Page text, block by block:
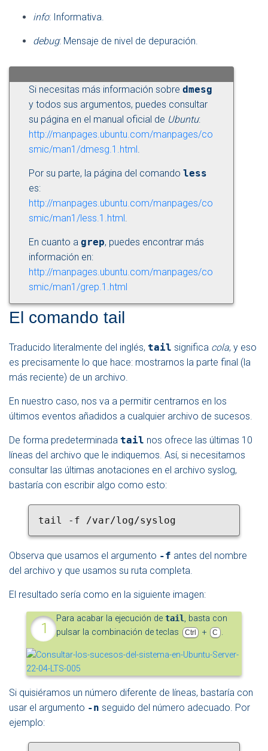
info: Informativa.
debug: Mensaje de nivel de depuración.
Si necesitas más información sobre dmesg
y todos sus argumentos, puedes consultar
su página en el manual oficial de Ubuntu:
http://manpages.ubuntu.com/manpages/co
smic/man1/dmesg.1.html
Por su parte, la página del comando less
es:
http://manpages.ubuntu.com/manpages/co
smic/man1/less.1.html
En cuanto a grep, puedes encontrar más
información en:
http://manpages.ubuntu.com/manpages/co
smic/man1/grep.1.html
El comando tail
Traducido literalmente del inglés, tail significa cola, y eso
es precisamente lo que hace: mostrarnos la parte final (la
más reciente) de un archivo.
En nuestro caso, nos va a permitir centrarnos en los
últimos eventos añadidos a cualquier archivo de sucesos.
De forma predeterminada tail nos ofrece las últimas 10
líneas del archivo que le indiquemos. Así, si necesitamos
consultar las últimas anotaciones en el archivo syslog,
bastaría con escribir algo como esto:
tail -f /var/log/syslog
Observa que usamos el argumento -f antes del nombre
del archivo y que usamos su ruta completa.
El resultado sería como en la siguiente imagen:
Para acabar la ejecución detail , basta con
pulsar la combinación de teclas
Ctrl + C .
Si quisiéramos un número diferente de líneas, bastaría con
usar el argumento -n seguido del número adecuado. Por
ejemplo: